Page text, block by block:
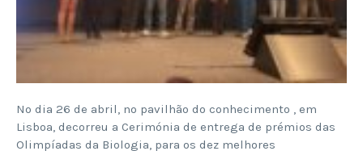
No dia 26 de abril, no pavilhão do conhecimento , em
Lisboa, decorreu a Cerimónia de entrega de prémios das
Olimpíadas da Biologia, para os dez melhores